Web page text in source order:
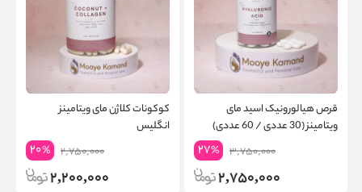
قرص هیالورونیک اسید مای
ویتامینز (30 عددی / 60 عددی)
3,750,000
27%
2,750,000
کوکونات کلاژن مای ویتامینز
انگلیس
2,750,000
20%
2,200,000